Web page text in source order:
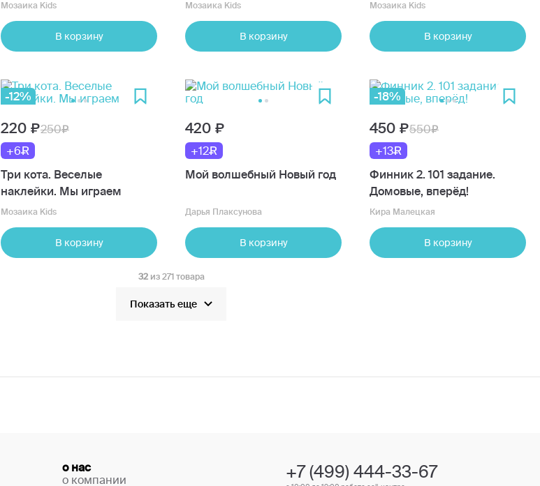
Мозаика Kids
В корзину
Мозаика Kids
В корзину
Мозаика Kids
В корзину
-12%
220
250
+6
Три кота. Веселые
наклейки. Мы играем
Мозаика Kids
В корзину
420
+12
Мой волшебный Новый год
Дарья Плаксунова
В корзину
-18%
450
550
+13
Финник 2. 101 задание.
Домовые, вперёд!
Кира Малецкая
В корзину
32 из 271 товара
Показать еще
о нас
о компании
+7 (499) 444-33-67